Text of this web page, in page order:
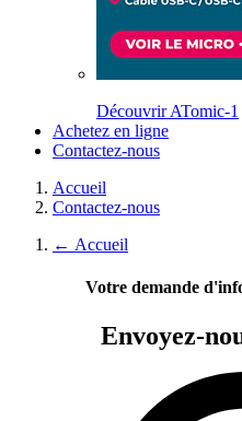
Découvrir ATomic-1
Achetez en ligne
Contactez-nous
Accueil
Contactez-nous
← Accueil
Votre demande
Envoyez-